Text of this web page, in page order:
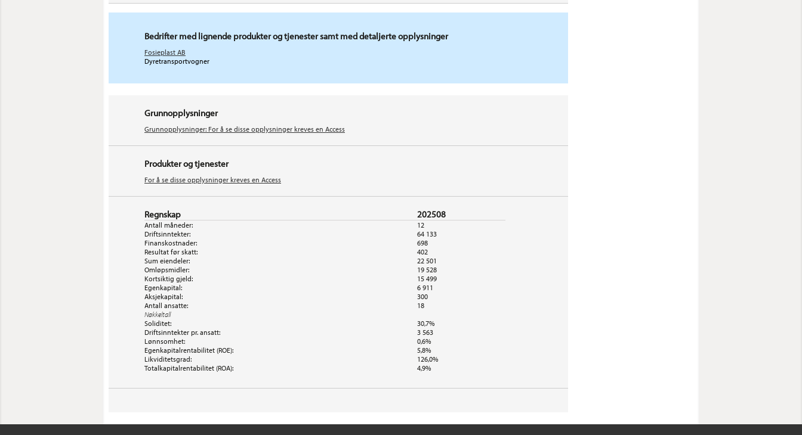
Bedrifter med lignende produkter og tjenester samt med detaljerte opplysninger
Fosieplast AB
Dyretransportvogner
Grunnopplysninger
Grunnopplysninger: For å se disse opplysninger kreves en Access
Produkter og tjenester
For å se disse opplysninger kreves en Access
Regnskap 202508
Antall måneder:
12
Driftsinntekter:
64 133
Finanskostnader:
698
Resultat før skatt:
402
Sum eiendeler:
22 501
Omløpsmidler:
19 528
Kortsiktig gjeld:
15 499
Egenkapital:
6 911
Aksjekapital:
300
Antall ansatte:
18
Nøkkeltall
Soliditet:
30,7%
Driftsinntekter pr. ansatt:
3 563
Lønnsomhet:
0,6%
Egenkapitalrentabilitet (ROE):
5,8%
Likviditetsgrad:
126,0%
Totalkapitalrentabilitet (ROA):
4,9%